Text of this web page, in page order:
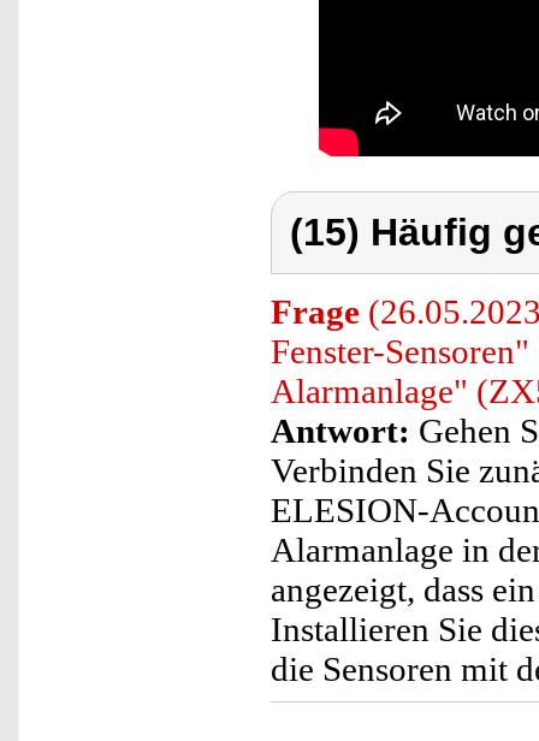
(15) Häufig
Frage
Fenster-
Alarmanlage"
Antwort: Gehen
Verbinden Sie
ELESION-
Alarmanlage in
angezeigt, dass
Installieren Sie
die Sensoren mit